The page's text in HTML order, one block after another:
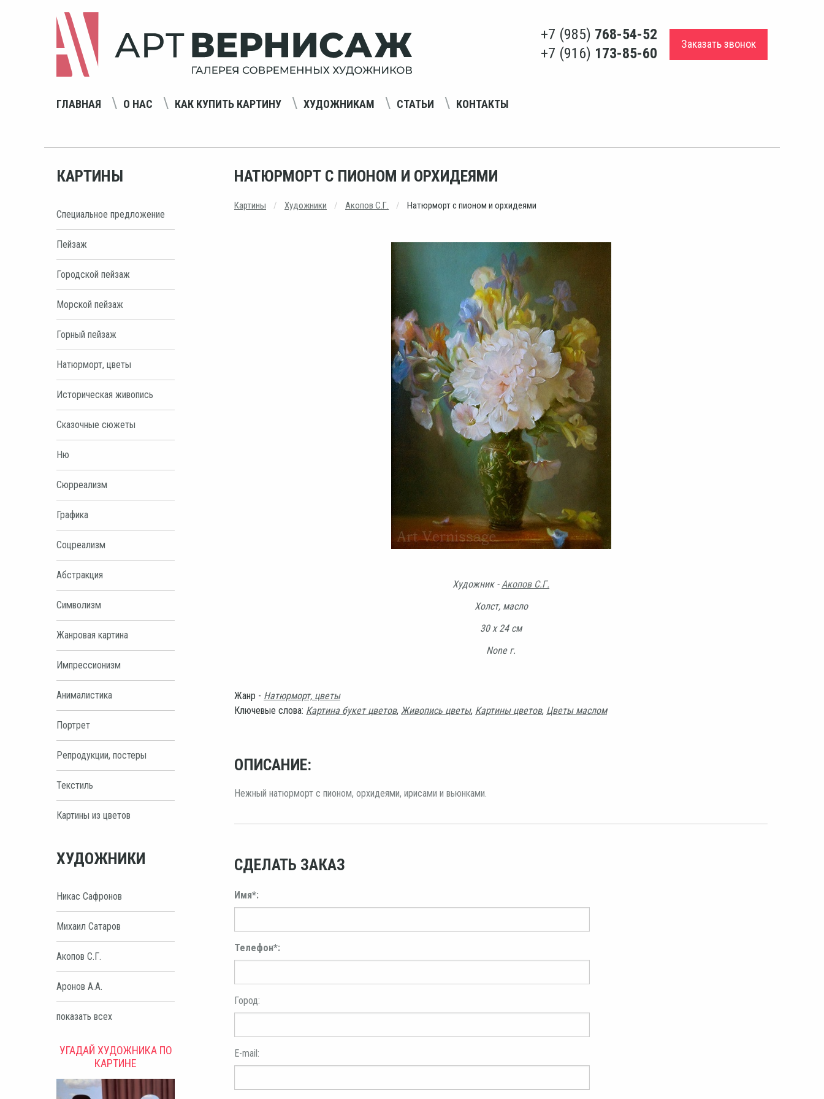
+7 (985) 768-54-52
+7 (916) 173-85-60
Заказать звонок
ГЛАВНАЯ О НАС КАК КУПИТЬ КАРТИНУ ХУДОЖНИКАМ СТАТЬИ КОНТАКТЫ
КАРТИНЫ
Специальное предложение
Пейзаж
Городской пейзаж
Морской пейзаж
Горный пейзаж
Натюрморт, цветы
Историческая живопись
Сказочные сюжеты
Ню
Сюрреализм
Графика
Соцреализм
Абстракция
Символизм
Жанровая картина
Импрессионизм
Анималистика
Портрет
Репродукции, постеры
Текстиль
Картины из цветов
ХУДОЖНИКИ
Никас Сафронов
Михаил Сатаров
Акопов С.Г.
Аронов А.А.
показать всех
УГАДАЙ ХУДОЖНИКА ПО
КАРТИНЕ
НАТЮРМОРТ С ПИОНОМ И ОРХИДЕЯМИ
Картины Художники Акопов С.Г. Натюрморт с пионом и орхидеями
Художник - Акопов С.Г.
Холст, масло
30 х 24 см
None г.
Жанр - Натюрморт, цветы
Ключевые слова: Картина букет цветов, Живопись цветы, Картины цветов, Цветы маслом
ОПИСАНИЕ:
Нежный натюрморт с пионом, орхидеями, ирисами и вьюнками.
СДЕЛАТЬ ЗАКАЗ
Имя*:
Телефон*:
Город:
E-mail: